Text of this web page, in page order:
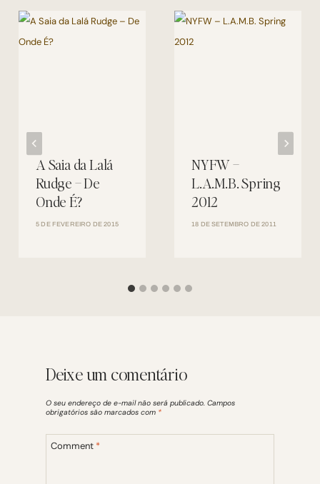
A Saia da Lalá
Rudge – De
Onde É?
5 DE FEVEREIRO DE 2015
NYFW –
L.A.M.B. Spring
2012
18 DE SETEMBRO DE 2011
Deixe um comentário
O seu endereço de e-mail não será publicado. Campos
obrigatórios são marcados com *
Comment *